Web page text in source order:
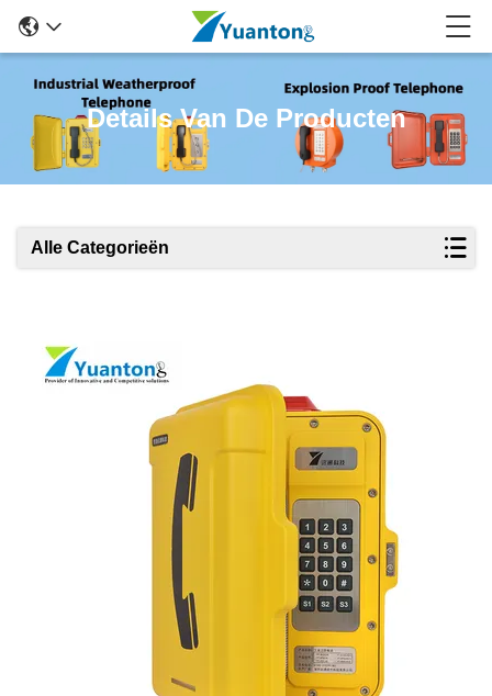
Details Van De Producten
Alle Categorieën